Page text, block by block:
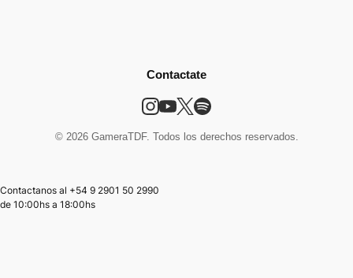
Contactate
© 2026 GameraTDF. Todos los derechos reservados.
Contactanos al +54 9 2901 50 2990
de 10:00hs a 18:00hs